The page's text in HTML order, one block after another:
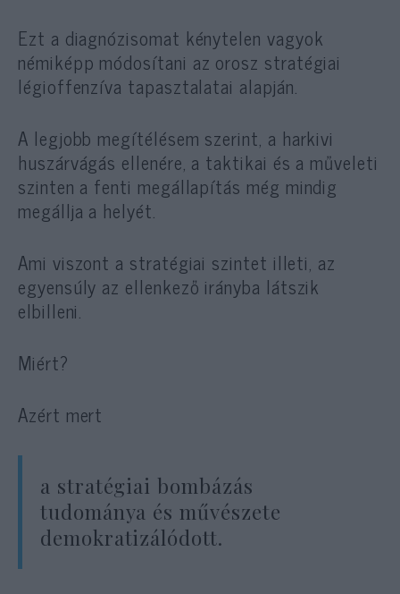
Ezt a diagnózisomat kénytelen vagyok
némiképp módosítani az orosz stratégiai
légioffenzíva tapasztalatai alapján.
A legjobb megítélésem szerint, a harkivi
huszárvágás ellenére, a taktikai és a műveleti
szinten a fenti megállapítás még mindig
megállja a helyét.
Ami viszont a stratégiai szintet illeti, az
egyensúly az ellenkező irányba látszik
elbilleni.
Miért?
Azért mert
a stratégiai bombázás
tudománya és művészete
demokratizálódott.